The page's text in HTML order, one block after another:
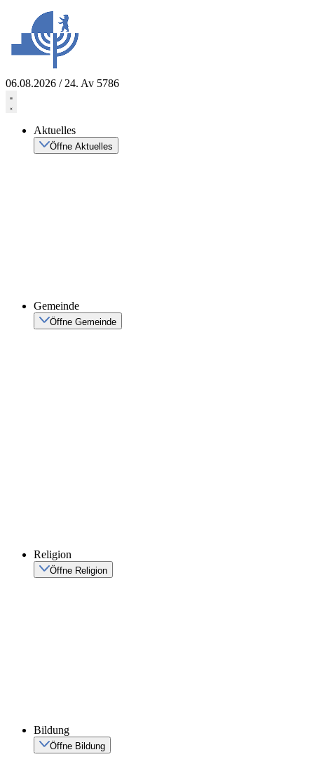
springen
06.08.2026 / 24. Av 5786
Aktuelles
Öffne Aktuelles
Gemeinde
Öffne Gemeinde
Religion
Öffne Religion
Bildung
Öffne Bildung